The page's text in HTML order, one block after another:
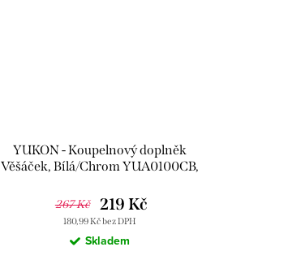
YUKON - Koupelnový doplněk
Věšáček, Bílá/Chrom YUA0100CB,
267 Kč
180,99 Kč bez DPH
219 Kč
Skladem